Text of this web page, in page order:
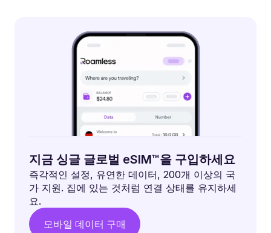
지금 싱글 글로벌 eSIM™을 구입하세요
즉각적인 설정, 유연한 데이터, 200개 이상의 국
가 지원. 집에 있는 것처럼 연결 상태를 유지하세
요.
모바일 데이터 구매